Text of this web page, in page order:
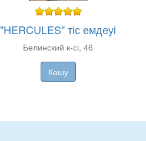
"HERCULES" тіс емдеуі
Белинский к-сі, 46
Көшу